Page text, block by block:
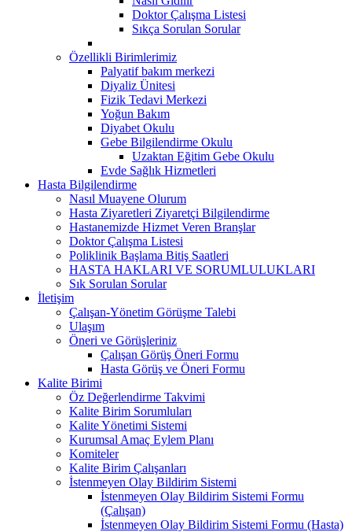
Doktor Çalışma Listesi
Sıkça Sorulan Sorular
Özellikli Birimlerimiz
Palyatif bakım merkezi
Diyaliz Ünitesi
Fizik Tedavi Merkezi
Yoğun Bakım
Diyabet Okulu
Gebe Bilgilendirme Okulu
Uzaktan Eğitim Gebe Okulu
Evde Sağlık Hizmetleri
Hasta Bilgilendirme
Nasıl Muayene Olurum
Hasta Ziyaretleri Ziyaretçi Bilgilendirme
Hastanemizde Hizmet Veren Branşlar
Doktor Çalışma Listesi
Poliklinik Başlama Bitiş Saatleri
HASTA HAKLARI VE SORUMLULUKLARI
Sık Sorulan Sorular
İletişim
Çalışan-Yönetim Görüşme Talebi
Ulaşım
Öneri ve Görüşleriniz
Çalışan Görüş Öneri Formu
Hasta Görüş ve Öneri Formu
Kalite Birimi
Öz Değerlendirme Takvimi
Kalite Birim Sorumluları
Kalite Yönetimi Sistemi
Kurumsal Amaç Eylem Planı
Komiteler
Kalite Birim Çalışanları
İstenmeyen Olay Bildirim Sistemi
İstenmeyen Olay Bildirim Sistemi Formu
(Çalışan)
İstenmeyen Olay Bildirim Sistemi Formu (Hasta)